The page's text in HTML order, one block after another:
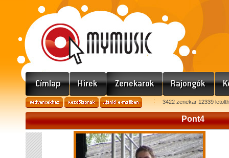
3422 zenekar 12339
Pont4